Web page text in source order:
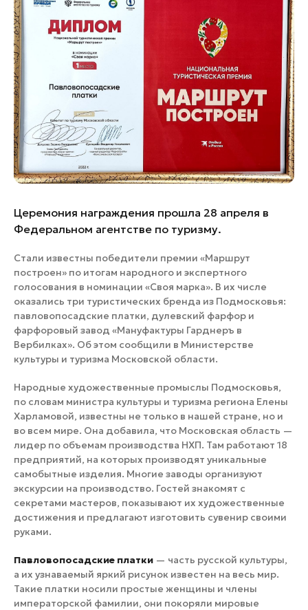
Банные комплексы
Горнолыжные клубы
Спецпроекты
Инвестиционный портал
Федоскинская фабрика
Пикник в Подмосковье
Золотое кольцо России
Войти
Инвесторам
природные территории
Церемония награждения прошла 28 апреля в
Федеральном агентстве по туризму.
Стали известны победители премии «Маршрут
построен» по итогам народного и экспертного
голосования в номинации «Своя марка». В их числе
оказались три туристических бренда из Подмосковья:
павловопосадские платки, дулевский фарфор и
фарфоровый завод «Мануфактуры Гарднеръ в
Вербилках». Об этом сообщили в Министерстве
культуры и туризма Московской области.
Народные художественные промыслы Подмосковья,
по словам министра культуры и туризма региона Елены
Харламовой, известны не только в нашей стране, но и
во всем мире. Она добавила, что Московская область —
лидер по объемам производства НХП. Там работают 18
предприятий, на которых производят уникальные
самобытные изделия. Многие заводы организуют
экскурсии на производство. Гостей знакомят с
секретами мастеров, показывают их художественные
достижения и предлагают изготовить сувенир своими
руками.
Павловопосадские платки — часть русской культуры,
а их узнаваемый яркий рисунок известен на весь мир.
Такие платки носили простые женщины и члены
императорской фамилии, они покоряли мировые